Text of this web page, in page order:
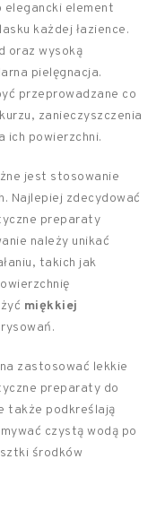
elegancki element
każdej łazience.
oraz wysoką
pielęgnacja.
przeprowadzane co
zanieczyszczenia
ich powierzchni.
jest stosowanie
Najlepiej zdecydować
preparaty
należy unikać
takich jak
miękkiej
zastosować lekkie
preparaty do
także podkreślają
czystą wodą po
środków